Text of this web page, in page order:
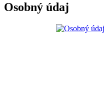
Osobný údaj